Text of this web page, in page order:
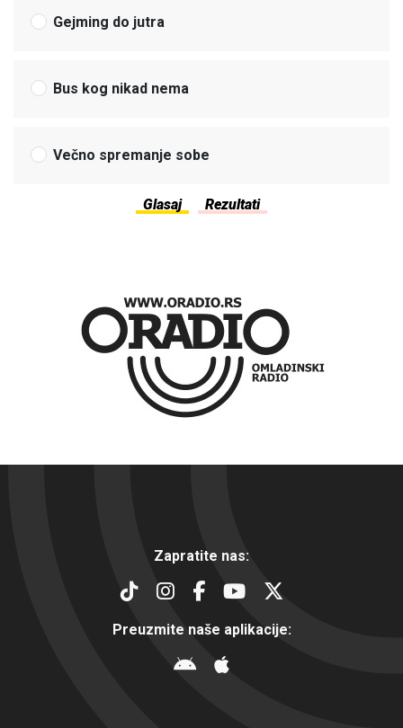
Gejming do jutra
Bus kog nikad nema
Večno spremanje sobe
Zapratite nas:
Preuzmite naše aplikacije: